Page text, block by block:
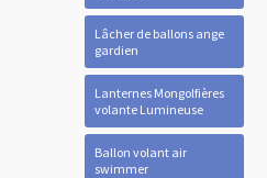
Lâcher de ballons ange
gardien
Lanternes Mongolfières
volante Lumineuse
Ballon volant air
swimmer